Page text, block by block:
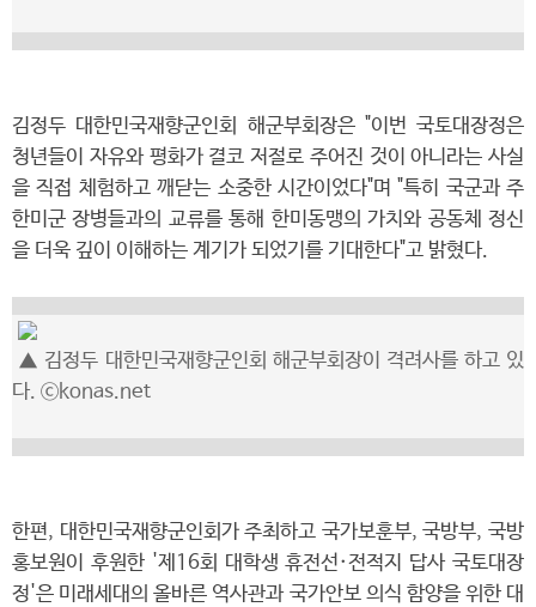
김정두 대한민국재향군인회 해군부회장은 "이번 국토대장정은
청년들이 자유와 평화가 결코 저절로 주어진 것이 아니라는 사실
을 직접 체험하고 깨닫는 소중한 시간이었다"며 "특히 국군과 주
한미군 장병들과의 교류를 통해 한미동맹의 가치와 공동체 정신
을 더욱 깊이 이해하는 계기가 되었기를 기대한다"고 밝혔다.
▲ 김정두 대한민국재향군인회 해군부회장이 격려사를 하고 있
다. ⓒkonas.net
한편, 대한민국재향군인회가 주최하고 국가보훈부, 국방부, 국방
홍보원이 후원한 '제16회 대학생 휴전선·전적지 답사 국토대장
정'은 미래세대의 올바른 역사관과 국가안보 의식 함양을 위한 대